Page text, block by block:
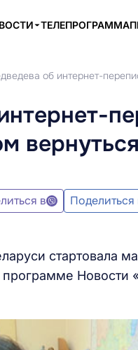
ТЕЛЕПРОГРАММА
об интернет-
в Поделиться
стартовала
Новости